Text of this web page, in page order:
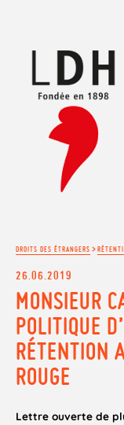
DROITS DES ÉTRANGERS >
26.06.2019
MONSIEUR
POLITIQUE
RÉTENTION
ROUGE
Lettre ouverte de